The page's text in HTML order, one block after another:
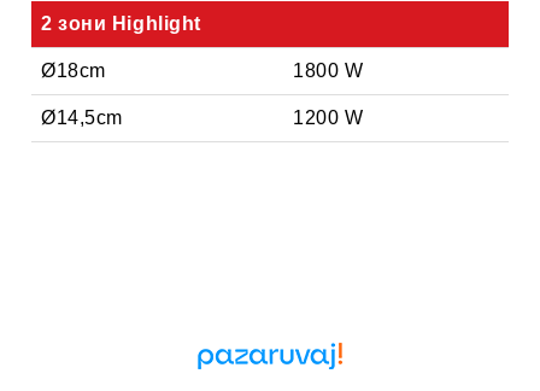
2 зони Highlight
Ø18cm 1800 W
Ø14,5cm 1200 W